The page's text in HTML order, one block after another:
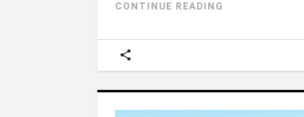
CONTINUE READING